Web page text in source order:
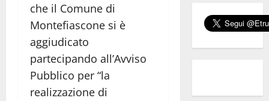
che il Comune di
Montefiascone si è
aggiudicato
partecipando all’Avviso
Pubblico per “la
realizzazione di